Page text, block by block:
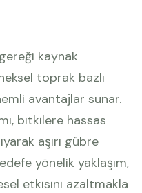
kaynak
toprak bazlı
avantajlar sunar.
bitkilere hassas
aşırı gübre
yönelik yaklaşım,
etkisini azaltmakla